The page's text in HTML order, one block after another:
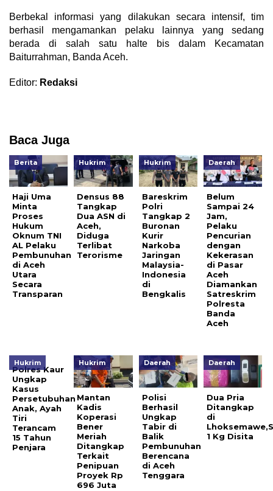
Berbekal informasi yang dilakukan secara intensif, tim
berhasil mengamankan pelaku lainnya yang sedang
berada di salah satu halte bis dalam Kecamatan
Baiturrahman, Banda Aceh.
Editor: Redaksi
Baca Juga
Berita
Haji Uma
Minta
Proses
Hukum
Oknum TNI
AL Pelaku
Pembunuhan
di Aceh
Utara
Secara
Transparan
Hukrim
Densus 88
Tangkap
Dua ASN di
Aceh,
Diduga
Terlibat
Terorisme
Hukrim
Bareskrim
Polri
Tangkap 2
Buronan
Kurir
Narkoba
Jaringan
Malaysia-
Indonesia
di
Bengkalis
Daerah
Belum
Sampai 24
Jam,
Pelaku
Pencurian
dengan
Kekerasan
di Pasar
Aceh
Diamankan
Satreskrim
Polresta
Banda
Aceh
Hukrim
Polres Kaur
Ungkap
Kasus
Persetubuhan
Anak, Ayah
Tiri
Terancam
15 Tahun
Penjara
Hukrim
Mantan
Kadis
Koperasi
Bener
Meriah
Ditangkap
Terkait
Penipuan
Proyek Rp
696 Juta
Daerah
Polisi
Berhasil
Ungkap
Tabir di
Balik
Pembunuhan
Berencana
di Aceh
Tenggara
Daerah
Dua Pria
Ditangkap
di
1 Kg Disita